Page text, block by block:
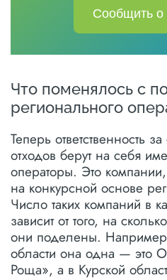
Сообщить о
Что поменялось с
регионального
Теперь ответственность
отходов берут на себя
операторы. Это
на конкурсной основе
Число таких компаний в
зависит от того, на
они поделены.
области она одна —
Роща», а в Курской